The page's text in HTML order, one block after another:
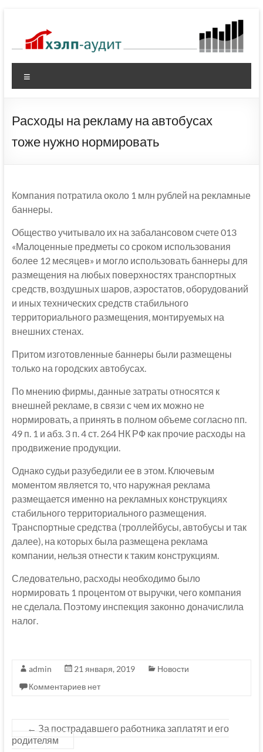
содержимому
Расходы на рекламу на автобусах
тоже нужно нормировать
Компания потратила около 1 млн рублей на рекламные
баннеры.
Общество учитывало их на забалансовом счете 013
«Малоценные предметы со сроком использования
более 12 месяцев» и могло использовать баннеры для
размещения на любых поверхностях транспортных
средств, воздушных шаров, аэростатов, оборудований
и иных технических средств стабильного
территориального размещения, монтируемых на
внешних стенах.
Притом изготовленные баннеры были размещены
только на городских автобусах.
По мнению фирмы, данные затраты относятся к
внешней рекламе, в связи с чем их можно не
нормировать, а принять в полном объеме согласно пп.
49 п. 1 и абз. 3 п. 4 ст. 264 НК РФ как прочие расходы на
продвижение продукции.
Однако судьи разубедили ее в этом. Ключевым
моментом является то, что наружная реклама
размещается именно на рекламных конструкциях
стабильного территориального размещения.
Транспортные средства (троллейбусы, автобусы и так
далее), на которых была размещена реклама
компании, нельзя отнести к таким конструкциям.
Следовательно, расходы необходимо было
нормировать 1 процентом от выручки, чего компания
не сделала. Поэтому инспекция законно доначислила
налог.
admin 21 января, 2019
Новости
Комментариев нет
← За пострадавшего работника заплатят и его
родителям